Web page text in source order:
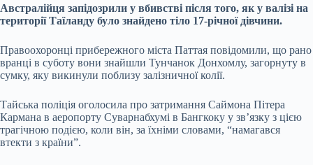
Австралійця запідозрили у вбивстві після того, як у валізі на
території Таїланду було знайдено тіло 17-річної дівчини.
Правоохоронці прибережного міста Паттая повідомили, що рано
вранці в суботу вони знайшли Тунчанок Донхомлу, загорнуту в
сумку, яку викинули поблизу залізничної колії.
Тайська поліція оголосила про затримання Саймона Пітера
Кармана в аеропорту Суварнабхумі в Бангкоку у зв’язку з цією
трагічною подією, коли він, за їхніми словами, “намагався
втекти з країни”.